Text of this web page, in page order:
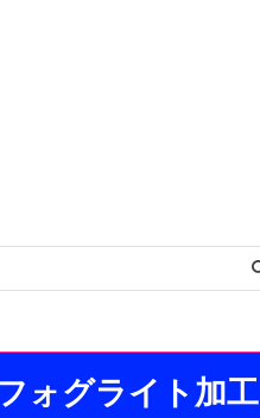
ォグライト加工